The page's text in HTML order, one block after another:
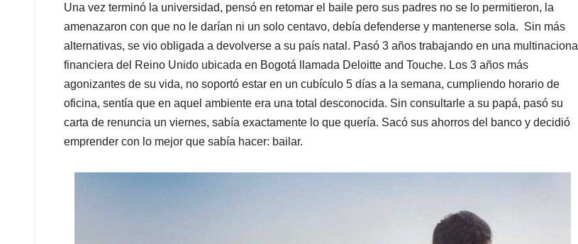
Una vez terminó la universidad, pensó en retomar el baile pero sus padres no se lo permitieron, la
amenazaron con que no le darían ni un solo centavo, debía defenderse y mantenerse sola. Sin más
alternativas, se vio obligada a devolverse a su país natal. Pasó 3 años trabajando en una multinacional
financiera del Reino Unido ubicada en Bogotá llamada Deloitte and Touche. Los 3 años más
agonizantes de su vida, no soportó estar en un cubículo 5 días a la semana, cumpliendo horario de
oficina, sentía que en aquel ambiente era una total desconocida. Sin consultarle a su papá, pasó su
carta de renuncia un viernes, sabía exactamente lo que quería. Sacó sus ahorros del banco y decidió
emprender con lo mejor que sabía hacer: bailar.